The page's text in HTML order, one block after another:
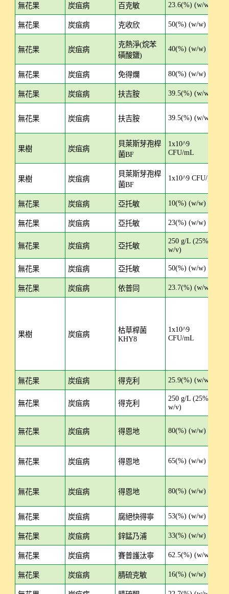
無花果 炭疽病 百克敏 23.6(%) (w/w)
無花果 炭疽病 克收欣 50(%) (w/w)
無花果 炭疽病
克熱淨(烷苯
磺酸鹽)
40(%) (w/w)
無花果 炭疽病 免得爛 80(%) (w/w)
無花果 炭疽病 扶吉胺 39.5(%) (w/w)
無花果 炭疽病 扶吉胺 39.5(%) (w/w)
果樹 炭疽病
貝萊斯芽孢桿
菌BF
1x10^9
CFU/mL
果樹 炭疽病
貝萊斯芽孢桿
菌BF
1x10^9 CFU/g
無花果 炭疽病 亞托敏 10(%) (w/w)
無花果 炭疽病 亞托敏 23(%) (w/w)
無花果 炭疽病 亞托敏
250 g/L (25%
w/v)
無花果 炭疽病 亞托敏 50(%) (w/w)
無花果 炭疽病 依普同 23.7(%) (w/w)
果樹 炭疽病
枯草桿菌
KHY8
1x10^9
CFU/mL
無花果 炭疽病 得克利 25.9(%) (w/w)
無花果 炭疽病 得克利
250 g/L (25%
w/v)
無花果 炭疽病 得恩地 80(%) (w/w)
無花果 炭疽病 得恩地 65(%) (w/w)
無花果 炭疽病 得恩地 80(%) (w/w)
無花果 炭疽病 腐絕快得寧 53(%) (w/w)
無花果 炭疽病 鋅錳乃浦 33(%) (w/w)
無花果 炭疽病 賽普護汰寧 62.5(%) (w/w)
無花果 炭疽病 腈硫克敏 16(%) (w/w)